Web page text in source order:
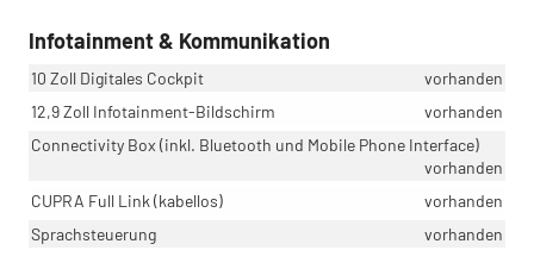
Infotainment & Kommunikation
10 Zoll Digitales Cockpit
vorhanden
12,9 Zoll Infotainment-Bildschirm
vorhanden
Connectivity Box (inkl. Bluetooth und Mobile Phone Interface)
vorhanden
CUPRA Full Link (kabellos)
vorhanden
Sprachsteuerung
vorhanden